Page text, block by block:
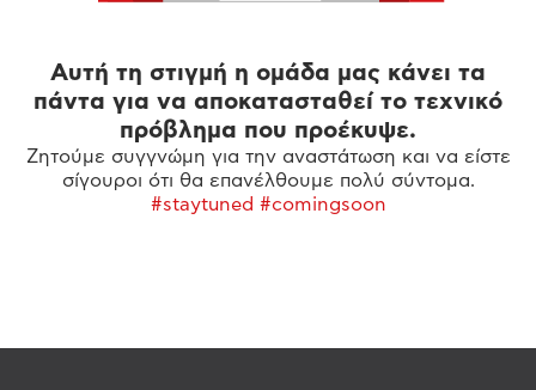
Αυτή τη στιγμή η ομάδα μας κάνει τα
πάντα για να αποκατασταθεί το τεχνικό
πρόβλημα που προέκυψε.
Ζητούμε συγγνώμη για την αναστάτωση και να είστε
σίγουροι ότι θα επανέλθουμε πολύ σύντομα.
#staytuned #comingsoon